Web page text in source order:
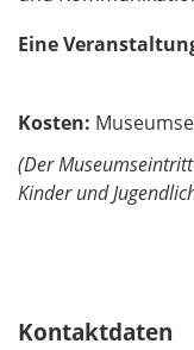
Eine
Kosten:
(Der
Kinder und
Kontaktdaten